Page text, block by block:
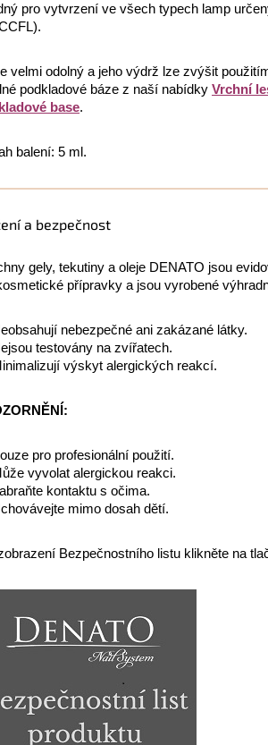
pro vytvrzení ve všech typech lamp
velmi odolný a jeho výdrž lze zvýšit
podkladové báze z naší nabídky Vrchní
base.
balení: 5 ml.
a bezpečnost
gely, tekutiny a oleje DENATO jsou
přípravky a jsou vyrobené
nebezpečné ani zakázané látky.
testovány na zvířatech.
výskyt alergických reakcí.
pro profesionální použití.
vyvolat alergickou reakci.
kontaktu s očima.
mimo dosah dětí.
Bezpečnostního listu klikněte na